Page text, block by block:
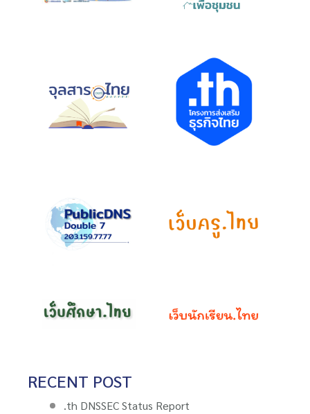
RECENT POST
.th DNSSEC Status Report